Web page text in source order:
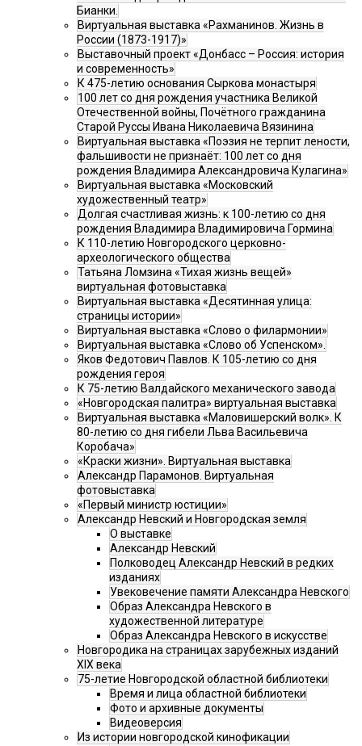
Бианки.
Виртуальная выставка «Рахманинов. Жизнь в
России (1873-1917)»
Выставочный проект «Донбасс – Россия: история
и современность»
К 475-летию основания Сыркова монастыря
100 лет со дня рождения участника Великой
Отечественной войны, Почётного гражданина
Старой Руссы Ивана Николаевича Вязинина
Виртуальная выставка «Поэзия не терпит лености,
фальшивости не признаёт: 100 лет со дня
рождения Владимира Александровича Кулагина»
Виртуальная выставка «Московский
художественный театр»
Долгая счастливая жизнь: к 100-летию со дня
рождения Владимира Владимировича Гормина
К 110-летию Новгородского церковно-
археологического общества
Татьяна Ломзина «Тихая жизнь вещей»
виртуальная фотовыставка
Виртуальная выставка «Десятинная улица:
страницы истории»
Виртуальная выставка «Слово о филармонии»
Виртуальная выставка «Слово об Успенском».
Яков Федотович Павлов. К 105-летию со дня
рождения героя
К 75-летию Валдайского механического завода
«Новгородская палитра» виртуальная выставка
Виртуальная выставка «Маловишерский волк». К
80-летию со дня гибели Льва Васильевича
Коробача»
«Краски жизни». Виртуальная выставка
Александр Парамонов. Виртуальная
фотовыставка
«Первый министр юстиции»
Александр Невский и Новгородская земля
О выставке
Александр Невский
Полководец Александр Невский в редких
изданиях
Увековечение памяти Александра Невского
Образ Александра Невского в
художественной литературе
Образ Александра Невского в искусстве
Новгородика на страницах зарубежных изданий
XIX века
75-летие Новгородской областной библиотеки
Время и лица областной библиотеки
Фото и архивные документы
Видеоверсия
Из истории новгородской кинофикации